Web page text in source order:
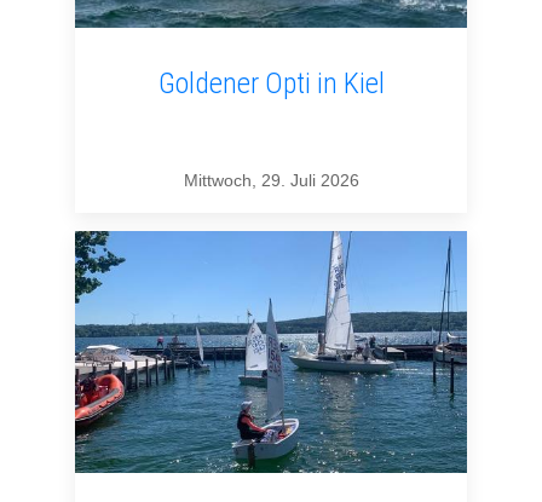
Goldener Opti in Kiel
Mittwoch, 29. Juli 2026